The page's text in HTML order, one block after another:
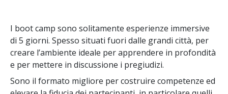
I boot camp sono solitamente esperienze immersive
di 5 giorni. Spesso situati fuori dalle grandi città, per
creare l’ambiente ideale per apprendere in profondità
e per mettere in discussione i pregiudizi.
Sono il formato migliore per costruire competenze ed